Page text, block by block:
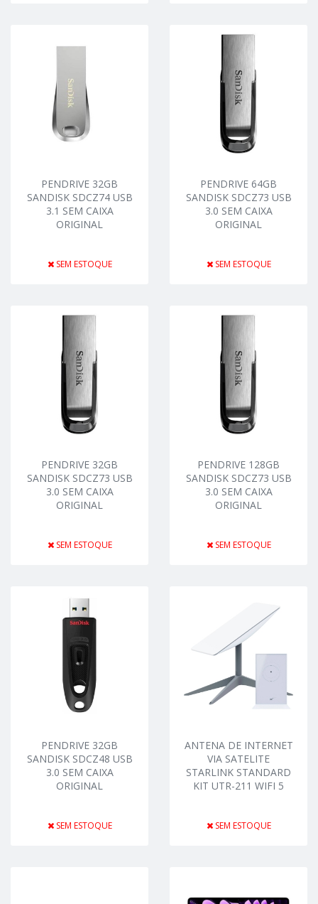
PENDRIVE 32GB
SANDISK SDCZ74 USB
3.1 SEM CAIXA
ORIGINAL
SEM ESTOQUE
PENDRIVE 64GB
SANDISK SDCZ73 USB
3.0 SEM CAIXA
ORIGINAL
SEM ESTOQUE
PENDRIVE 32GB
SANDISK SDCZ73 USB
3.0 SEM CAIXA
ORIGINAL
SEM ESTOQUE
PENDRIVE 128GB
SANDISK SDCZ73 USB
3.0 SEM CAIXA
ORIGINAL
SEM ESTOQUE
PENDRIVE 32GB
SANDISK SDCZ48 USB
3.0 SEM CAIXA
ORIGINAL
SEM ESTOQUE
ANTENA DE INTERNET
VIA SATELITE
STARLINK STANDARD
KIT UTR-211 WIFI 5
SEM ESTOQUE